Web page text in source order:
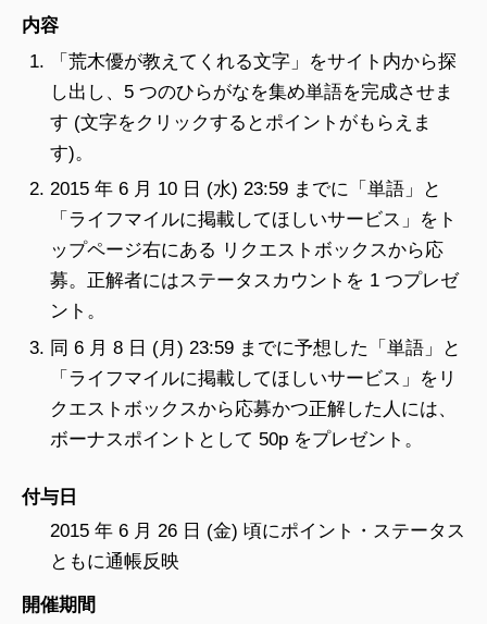
内容
「荒木優が教えてくれる文字」をサイト内から探
し出し、5 つのひらがなを集め単語を完成させま
す (文字をクリックするとポイントがもらえま
す)。
2015 年 6 月 10 日 (水) 23:59 までに「単語」と
「ライフマイルに掲載してほしいサービス」をト
ップページ右にある リクエストボックスから応
募。正解者にはステータスカウントを 1 つプレゼ
ント。
同 6 月 8 日 (月) 23:59 までに予想した「単語」と
「ライフマイルに掲載してほしいサービス」をリ
クエストボックスから応募かつ正解した人には、
ボーナスポイントとして 50p をプレゼント。
付与日
2015 年 6 月 26 日 (金) 頃にポイント・ステータス
ともに通帳反映
開催期間